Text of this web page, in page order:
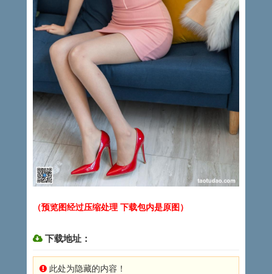
（预览图经过压缩处理 下载包内是原图）
下载地址：
此处为隐藏的内容！